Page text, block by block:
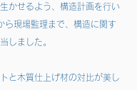
かせるよう、構造計画を行い
ら現場監理まで、構造に関す
しました。
と木質仕上げ材の対比が美し